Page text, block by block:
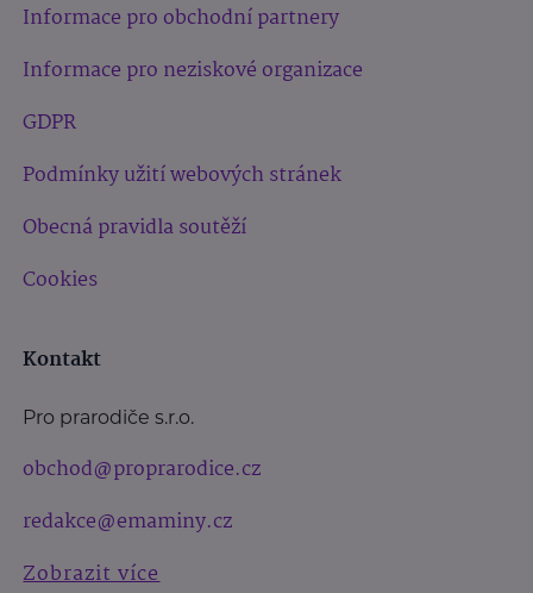
Informace pro obchodní partnery
Informace pro neziskové organizace
GDPR
Podmínky užití webových stránek
Obecná pravidla soutěží
Cookies
Kontakt
Pro prarodiče s.r.o.
obchod@proprarodice.cz
redakce@emaminy.cz
Zobrazit více